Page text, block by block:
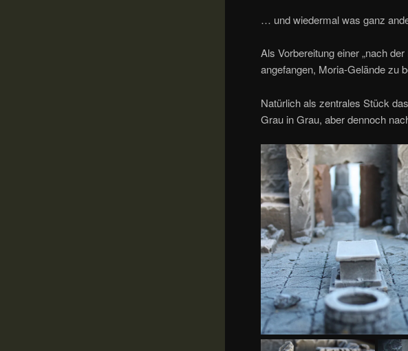
… und wiedermal was ganz
Als Vorbereitung einer „nach
angefangen, Moria-Gelände zu
Natürlich als zentrales Stück
Grau in Grau, aber dennoch